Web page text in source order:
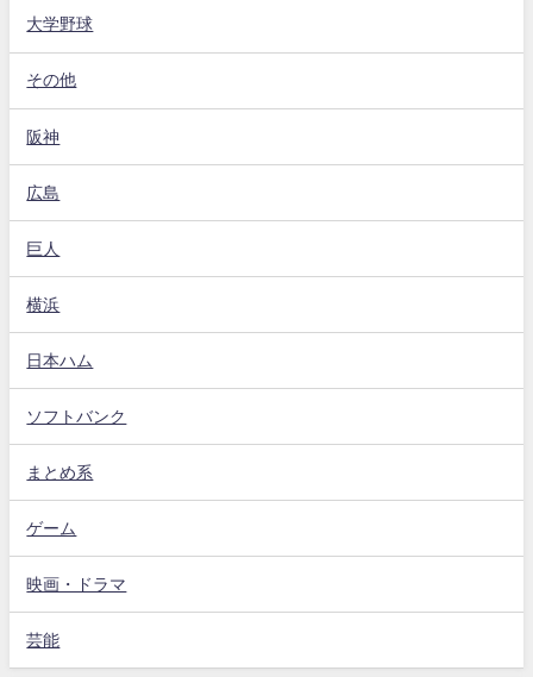
大学野球
その他
阪神
広島
巨人
横浜
日本ハム
ソフトバンク
まとめ系
ゲーム
映画・ドラマ
芸能